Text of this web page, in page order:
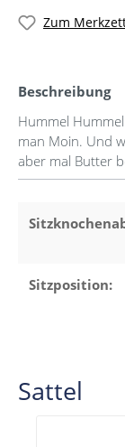
Zum
Beschreibung
Hummel
man Moin. Und
aber mal Butter
Sitzposition:
Sattel